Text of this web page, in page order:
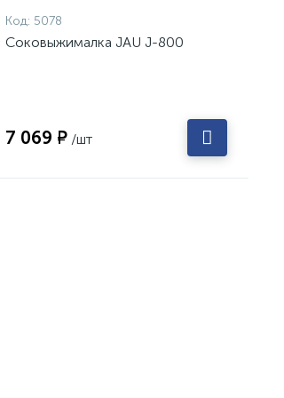
Код: 5078
Соковыжималка JAU J-800
7 069 ₽ /шт